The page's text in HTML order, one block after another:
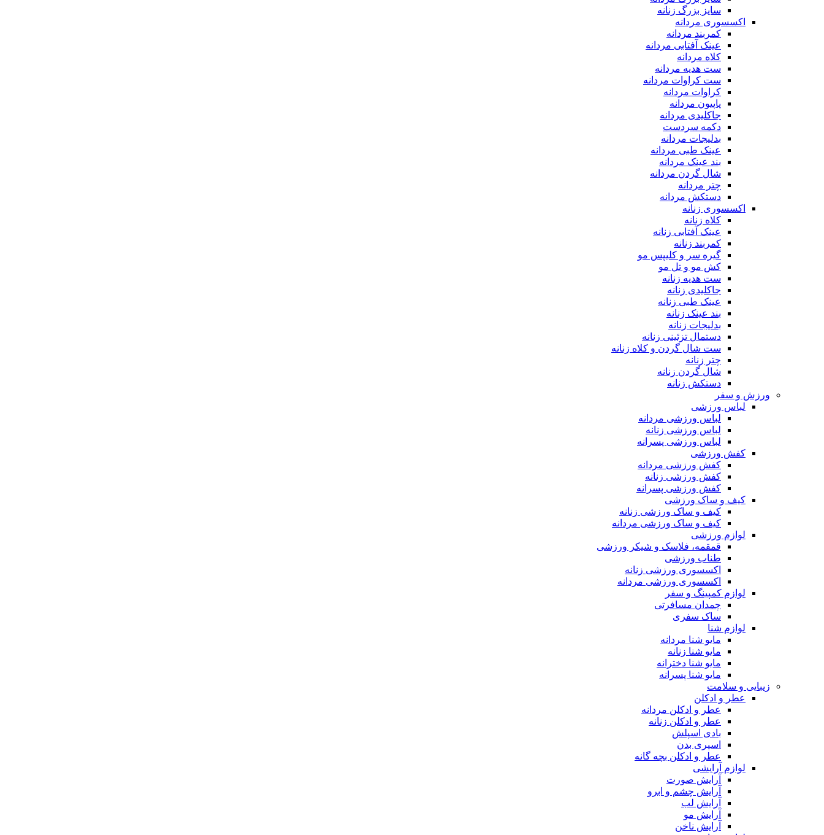
سایز بزرگ زنانه
اکسسوری مردانه
کمربند مردانه
عینک آفتابی مردانه
کلاه مردانه
ست هدیه مردانه
ست کراوات مردانه
کراوات مردانه
پاپیون مردانه
جاکلیدی مردانه
دکمه سردست
بدلیجات مردانه
عینک طبی مردانه
بند عینک مردانه
شال گردن مردانه
چتر مردانه
دستکش مردانه
اکسسوری زنانه
کلاه زنانه
عینک آفتابی زنانه
کمربند زنانه
گیره سر و کلیپس مو
کش مو و تل مو
ست هدیه زنانه
جاکلیدی زنانه
عینک طبی زنانه
بند عینک زنانه
بدلیجات زنانه
دستمال تزئینی زنانه
ست شال گردن و کلاه زنانه
چتر زنانه
شال گردن زنانه
دستکش زنانه
ورزش و سفر
لباس ورزشی
لباس ورزشی مردانه
لباس ورزشی زنانه
لباس ورزشی پسرانه
کفش ورزشی
کفش ورزشی مردانه
کفش ورزشی زنانه
کفش ورزشی پسرانه
کیف و ساک ورزشی
کیف و ساک ورزشی زنانه
کیف و ساک ورزشی مردانه
لوازم ورزشی
قمقمه، فلاسک و شیکر ورزشی
طناب ورزشی
اکسسوری ورزشی زنانه
اکسسوری ورزشی مردانه
لوازم کمپینگ و سفر
چمدان مسافرتی
ساک سفری
لوازم شنا
مایو شنا مردانه
مایو شنا زنانه
مایو شنا دخترانه
مایو شنا پسرانه
زیبایی و سلامت
عطر و ادکلن
عطر و ادکلن مردانه
عطر و ادکلن زنانه
بادی اسپلش
اسپری بدن
عطر و ادکلن بچه گانه
لوازم آرایشی
آرایش صورت
آرایش چشم و ابرو
آرایش لب
آرایش مو
آرایش ناخن